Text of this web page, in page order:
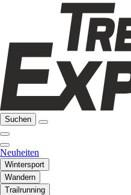
Suchen
Neuheiten
Wintersport
Wandern
Trailrunning